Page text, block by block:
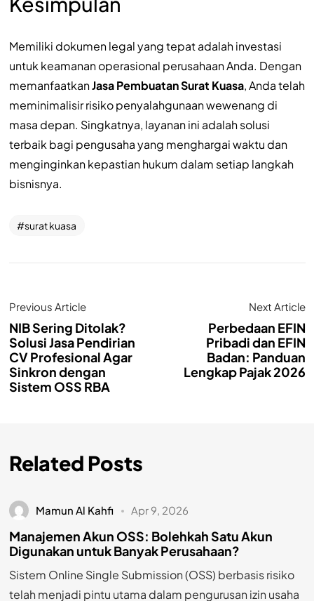
Memiliki dokumen legal yang tepat adalah investasi
untuk keamanan operasional perusahaan Anda. Dengan
memanfaatkanJasa Pembuatan Surat Kuasa, Anda telah
meminimalisir risiko penyalahgunaan wewenang di
masa depan. Singkatnya, layanan ini adalah solusi
terbaik bagi pengusaha yang menghargai waktu dan
menginginkan kepastian hukum dalam setiap langkah
bisnisnya.
surat kuasa
Previous Article
NIB Sering Ditolak?
Solusi Jasa Pendirian
CV Profesional Agar
Sinkron dengan
Sistem OSS RBA
Next Article
Perbedaan EFIN
Pribadi dan EFIN
Badan: Panduan
Lengkap Pajak 2026
Related Posts
Mamun Al Kahfi Apr 9, 2026
Manajemen Akun OSS: Bolehkah Satu Akun
Digunakan untuk Banyak Perusahaan?
Sistem Online Single Submission (OSS) berbasis risiko
telah menjadi pintu utama dalam pengurusan izin usaha